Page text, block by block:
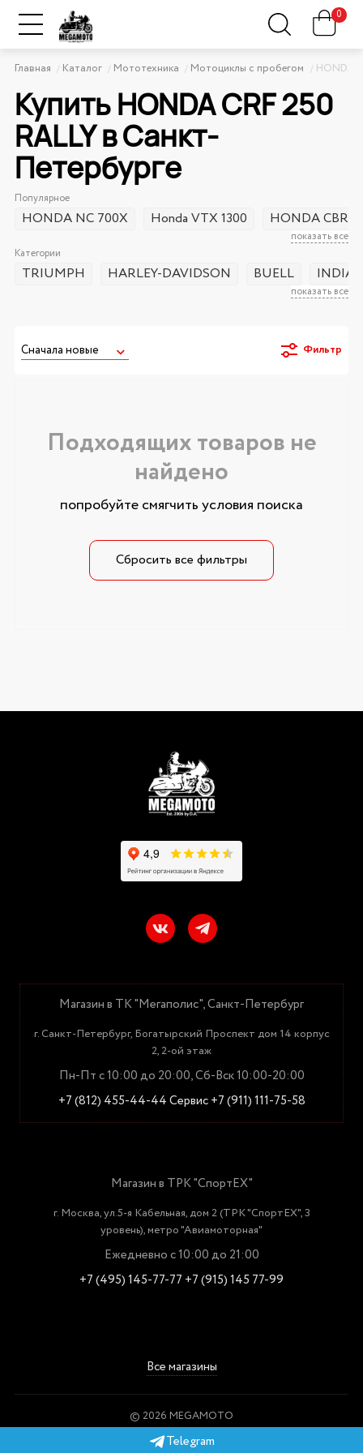
0
Главная Каталог Мототехника Мотоциклы с пробегом HONDA
Купить HONDA CRF 250
RALLY в Санкт-
Петербурге
Популярное
показать все
HONDA NC 700X Honda VTX 1300 HONDA CBR
Категории
показать все
TRIUMPH HARLEY-DAVIDSON BUELL
Фильтр
Подходящих товаров не
найдено
попробуйте смягчить условия поиска
Сбросить все фильтры
Магазин в ТК "Мегаполис", Санкт-Петербург
г. Санкт-Петербург, Богатырский Проспект дом 14 корпус
2, 2-ой этаж
Пн-Пт с 10:00 до 20:00, Сб-Вск 10:00-20:00
+7 (812) 455-44-44Сервис +7 (911) 111-75-58
Магазин в ТРК "СпортЕХ"
г. Москва, ул.5-я Кабельная, дом 2 (ТРК "СпортЕХ", 3
уровень), метро "Авиамоторная"
Ежедневно с 10:00 до 21:00
+7 (495) 145-77-77 +7 (915) 145 77-99
Все магазины
© 2026 MEGAMOTO
Пользовательское соглашение
Telegram